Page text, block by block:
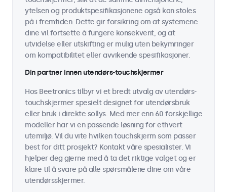
ytelsen og produktspesifikasjonene også kan stoles
på i fremtiden. Dette gir forsikring om at systemene
dine vil fortsette å fungere konsekvent, og at
utvidelse eller utskifting er mulig uten bekymringer
om kompatibilitet eller avvikende spesifikasjoner.
Din partner innen utendørs-touchskjermer
Hos Beetronics tilbyr vi et bredt utvalg av utendørs-
touchskjermer spesielt designet for utendørsbruk
eller bruk i direkte sollys. Med mer enn 60 forskjellige
modeller har vi en passende løsning for ethvert
utemiljø. Vil du vite hvilken touchskjerm som passer
best for ditt prosjekt? Kontakt våre spesialister. Vi
hjelper deg gjerne med å ta det riktige valget og er
klare til å svare på alle spørsmålene dine om våre
utendørsskjermer.